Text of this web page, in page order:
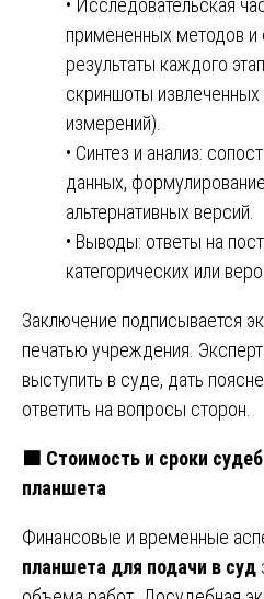
• Исследовательская
примененных методов и
результаты каждого
скриншоты
измерений).
• Синтез и анализ:
данных,
альтернативных версий.
• Выводы: ответы на
категорических или
Заключение подписывается
печатью учреждения.
выступить в суде, дать
ответить на вопросы сторон.
🟩 Стоимость и сроки
планшета
Финансовые и временные
планшета для подачи в суд